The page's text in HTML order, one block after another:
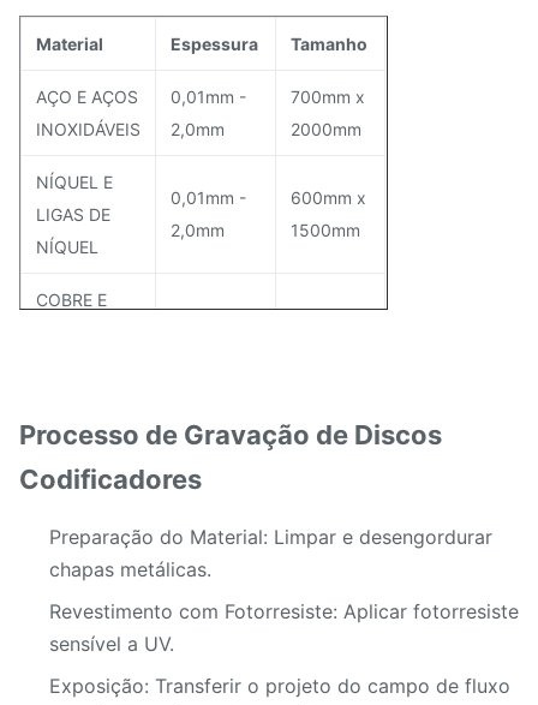
Material Espessura Tamanho
AÇO E AÇOS
INOXIDÁVEIS
0,01mm -
2,0mm
700mm x
2000mm
NÍQUEL E
LIGAS DE
NÍQUEL
0,01mm -
2,0mm
600mm x
1500mm
COBRE E
0,01mm -
600mm x
ALUMÍNIO
1,5mm
1500mm
LIGAS DE
TITÂNIO
2,0mm
2000mm
Processo de Gravação de Discos
Codificadores
Preparação do Material: Limpar e desengordurar
chapas metálicas.
Revestimento com Fotorresiste: Aplicar fotorresiste
sensível a UV.
Exposição: Transferir o projeto do campo de fluxo